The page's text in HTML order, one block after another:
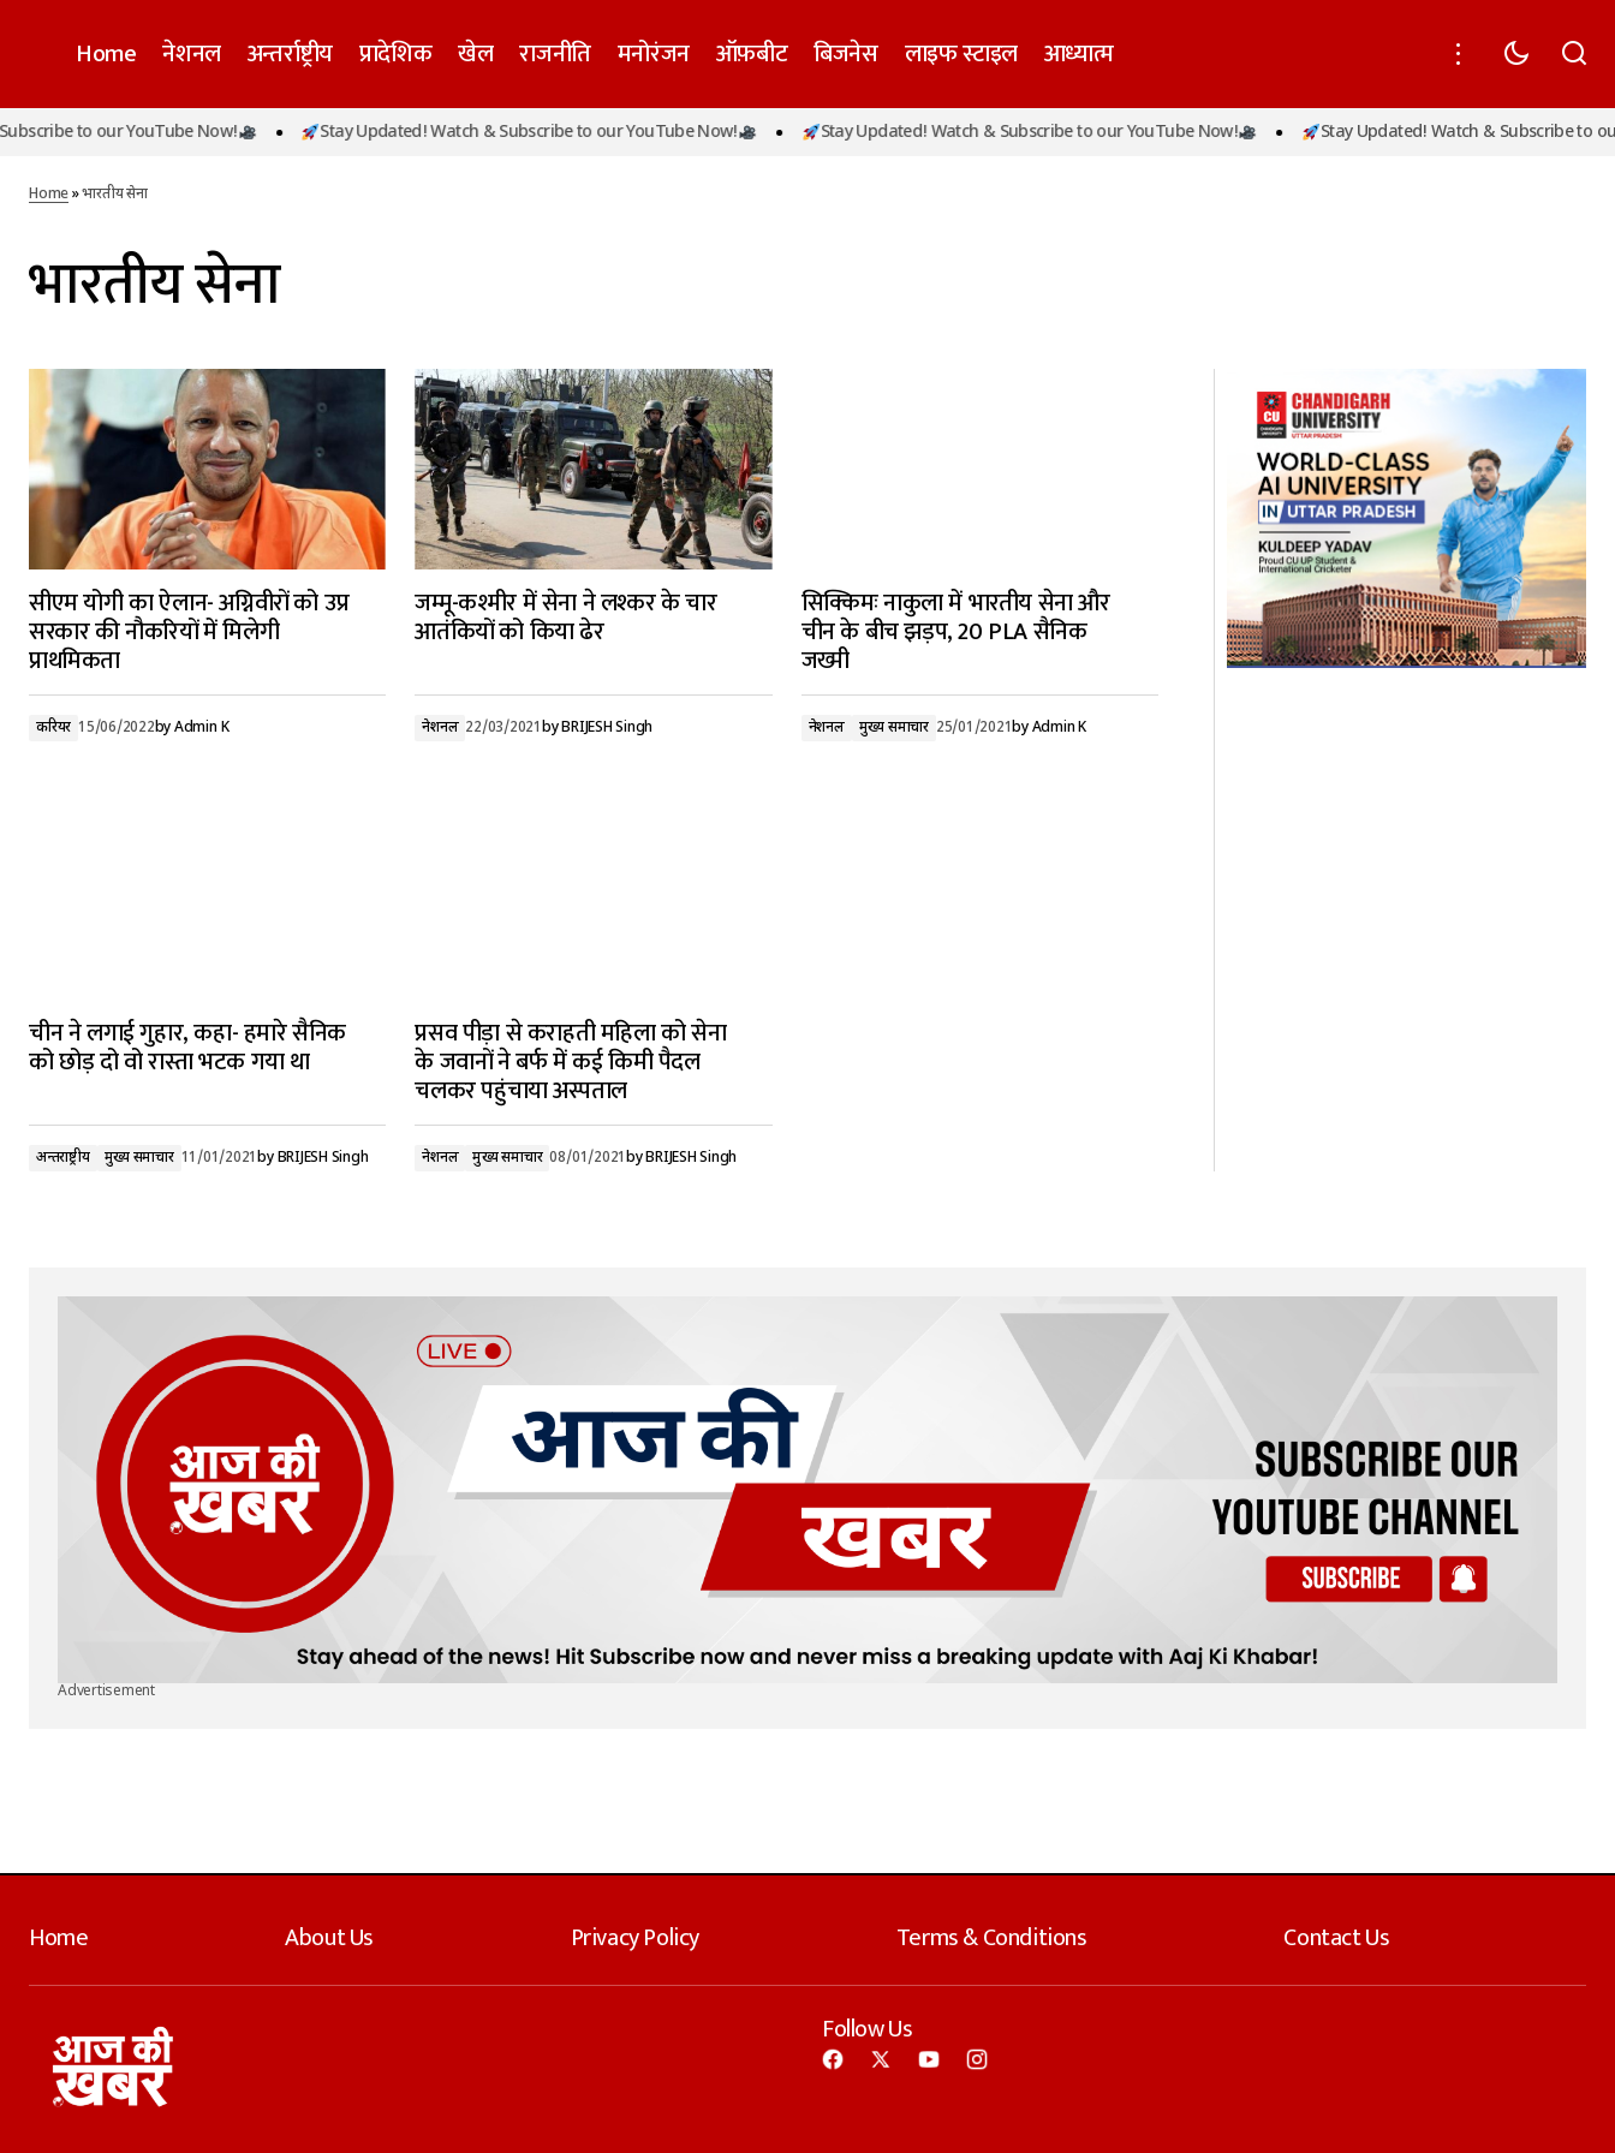
Home नेशनल अन्तर्राष्ट्रीय प्रादेशिक खेल राजनीति मनोरंजन ऑफ़बीट बिजनेस लाइफ स्टाइल आध्यात्म
to our YouTube Now! Stay Updated! Watch & Subscribe to our YouTube Now! Stay Updated! Watch & Subscribe to our YouTube Now! Stay Updated! Watch & Subscribe to our
Home»भारतीय सेना
भारतीय सेना
सीएम योगी का ऐलान- अग्निवीरों को उप्र
सरकार की नौकरियों में मिलेगी
प्राथमिकता
करियर 15/06/2022byAdmin K
जम्मू-कश्मीर में सेना ने लश्कर के चार
आतंकियों को किया ढेर
नेशनल 22/03/2021byBRIJESH Singh
सिक्किमः नाकुला में भारतीय सेना और
चीन के बीच झड़प, 20 PLA सैनिक
जख्मी
नेशनल मुख्य समाचार 25/01/2021byAdmin K
चीन ने लगाई गुहार, कहा- हमारे सैनिक
को छोड़ दो वो रास्ता भटक गया था
अन्तर्राष्ट्रीय मुख्य समाचार 11/01/2021by BRIJESH Singh
प्रसव पीड़ा से कराहती महिला को सेना
के जवानों ने बर्फ में कई किमी पैदल
चलकर पहुंचाया अस्पताल
नेशनल मुख्य समाचार 08/01/2021byBRIJESH Singh
Advertisement
Home About Us Privacy Policy Terms & Conditions Contact Us
Follow Us